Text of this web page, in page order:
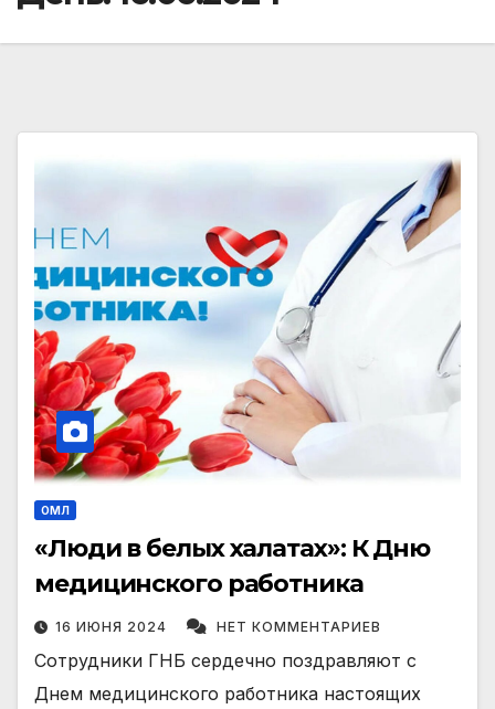
ОМЛ
«Люди в белых халатах»: К Дню
медицинского работника
16 ИЮНЯ 2024 НЕТ КОММЕНТАРИЕВ
Сотрудники ГНБ сердечно поздравляют с
Днем медицинского работника настоящих